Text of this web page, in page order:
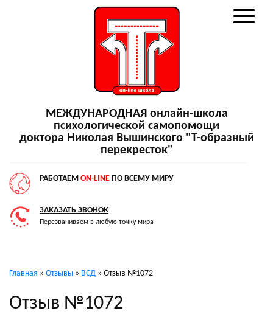
МЕЖДУНАРОДНАЯ онлайн-школа
психологической самопомощи
доктора Николая Вышинского "Т-образный
перекресток"
РАБОТАЕМ ON-LINE ПО ВСЕМУ МИРУ
ЗАКАЗАТЬ ЗВОНОК
Перезваниваем в любую точку мира
Главная » Отзывы » ВСД » Отзыв №1072
Отзыв №1072